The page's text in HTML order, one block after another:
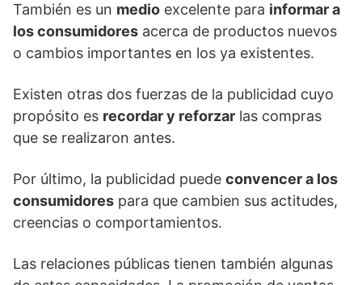
También es un medio excelente para informar a
los consumidores acerca de productos nuevos
o cambios importantes en los ya existentes.
Existen otras dos fuerzas de la publicidad cuyo
propósito es recordar y reforzar las compras
que se realizaron antes.
Por último, la publicidad puede convencer a los
consumidores para que cambien sus actitudes,
creencias o comportamientos.
Las relaciones públicas tienen también algunas